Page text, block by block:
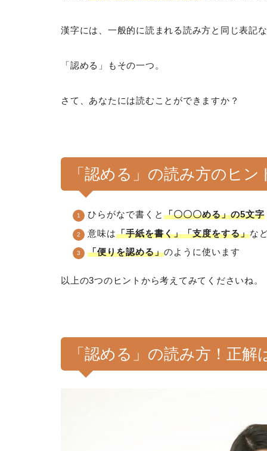
漢字には、一般的に読まれる読み方と同じ表記
「認める」もその一つ。
さて、あなたには読むことができますか？
「認める」の読み方のヒ
ひらがなで書くと 「〇〇〇める」の5文字
意味は「手紙を書く」「支度をする」な
「便りを認める」のように使います
以上の3つのヒントから考えてみてくださいね。
「認める」の読み方！正